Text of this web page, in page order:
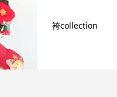
浴衣collection